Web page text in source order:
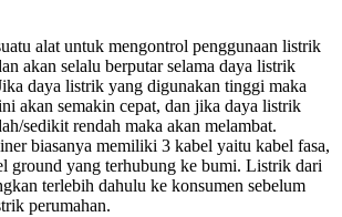
alat untuk mengontrol penggunaan listrik
akan selalu berputar selama daya listrik
daya listrik yang digunakan tinggi maka
akan semakin cepat, dan jika daya listrik
sedikit rendah maka akan melambat.
biasanya memiliki 3 kabel yaitu kabel fasa,
ground yang terhubung ke bumi. Listrik dari
terlebih dahulu ke konsumen sebelum
perumahan.